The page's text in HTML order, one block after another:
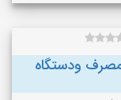
مصرف ودستگاه